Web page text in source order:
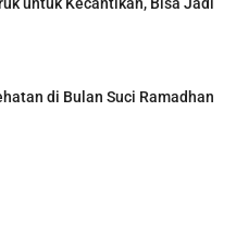
di Bulan Suci Ramadhan